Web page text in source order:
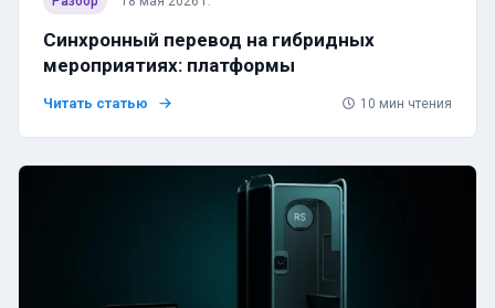
Синхронный перевод на гибридных
мероприятиях: платформы
Читать статью 10 мин чтения